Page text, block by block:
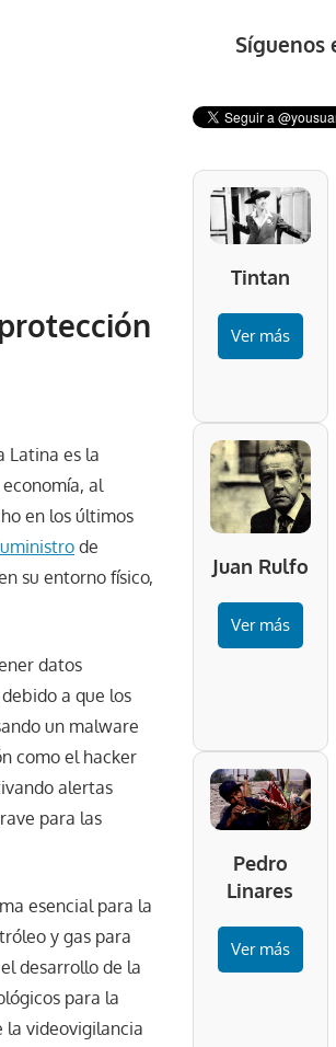
Latina es la
al
en los últimos
de
su entorno físico,
datos
a que los
un malware
como el hacker
alertas
para las
esencial para la
y gas para
desarrollo de la
para la
la videovigilancia
Síguenos
Tintan
Ver más
Juan Rulfo
Ver más
Pedro
Linares
Ver más